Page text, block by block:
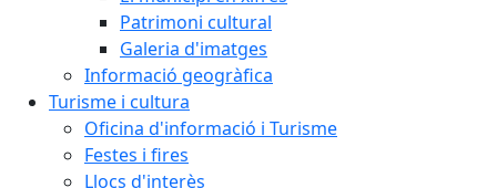
Patrimoni cultural
Galeria d'imatges
Informació geogràfica
Turisme i cultura
Oficina d'informació i Turisme
Festes i fires
Llocs d'interès